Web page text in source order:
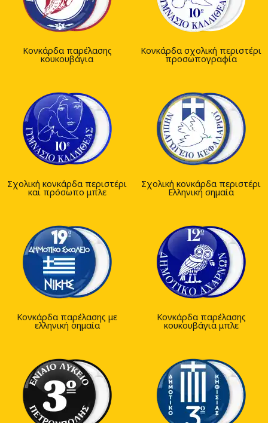
Κονκάρδα παρέλασης
κουκουβάγια
Κονκάρδα σχολική περιστέρι
προσωπογραφία
Σχολική κονκάρδα περιστέρι
και πρόσωπο μπλε
Σχολική κονκάρδα περιστέρι
Ελληνική σημαία
Κονκάρδα παρέλασης με
ελληνική σημαία
Κονκάρδα παρέλασης
κουκουβάγια μπλε